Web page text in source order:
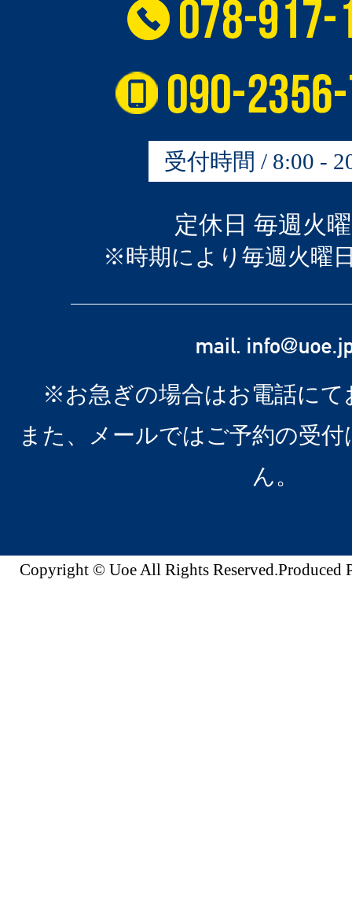
受付時間 / 8:00 -
定休日 毎週火
※時期により毎週火曜
※お急ぎの場合はお電話にて
また、メールではご予約の受
ん。
Copyright © Uoe All Rights Reserved.Produced